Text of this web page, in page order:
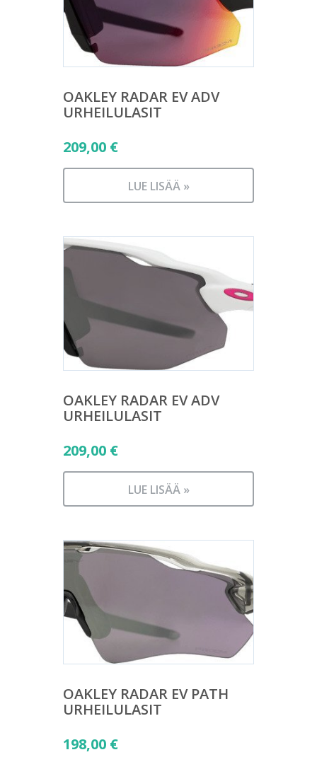
OAKLEY RADAR EV ADV
URHEILULASIT
209,00 €
LUE LISÄÄ »
OAKLEY RADAR EV ADV
URHEILULASIT
209,00 €
LUE LISÄÄ »
OAKLEY RADAR EV PATH
URHEILULASIT
198,00 €